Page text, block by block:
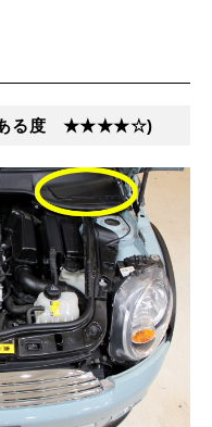
ある度 ★★★★☆)